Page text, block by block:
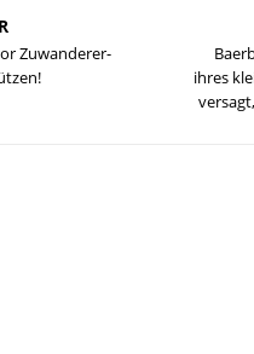
Zuwanderer-
ihres